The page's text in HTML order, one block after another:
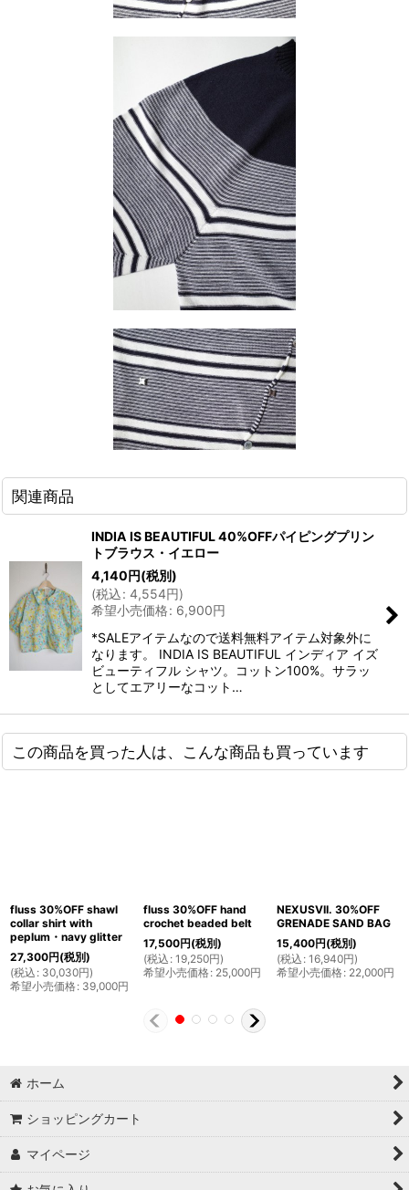
関連商品
INDIA IS BEAUTIFUL 40%OFFパイピングプリン
トブラウス・イエロー
4,140円(税別)
(税込: 4,554円)
希望小売価格: 6,900円
*SALEアイテムなので送料無料アイテム対象外に
なります。 INDIA IS BEAUTIFUL インディア イズ
ビューティフル シャツ。コットン100%。サラッ
としてエアリーなコット…
この商品を買った人は、こんな商品も買っています
fluss 30%OFF shawl
collar shirt with
peplum・navy glitter
27,300円(税別)
(税込 : 30,030円)
希望小売価格: 39,000円
fluss 30%OFF hand
crochet beaded belt
17,500円(税別)
(税込 : 19,250円)
希望小売価格: 25,000円
NEXUSVII. 30%OFF
GRENADE SAND BAG
15,400円(税別)
(税込 : 16,940円)
希望小売価格: 22,000円
ホーム
ショッピングカート
マイページ